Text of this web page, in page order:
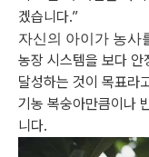
겠습니다.”
자신의 아이가 농사
농장 시스템을 보다 안
달성하는 것이 목표라
기농 복숭아만큼이나
니다.